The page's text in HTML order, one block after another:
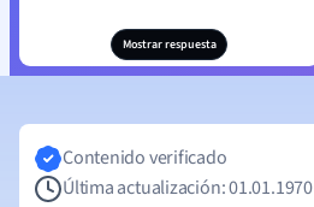
Mostrar respuesta
Contenido verificado
Última actualización: 01.01.1970